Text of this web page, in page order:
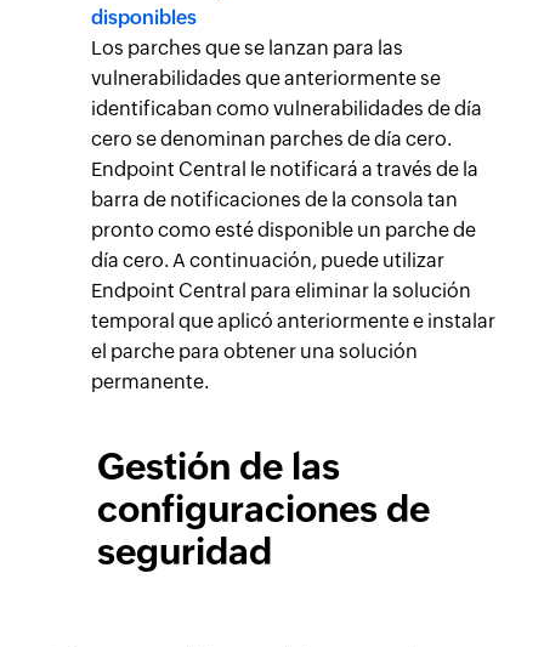
disponibles
Los parches que se lanzan para las
vulnerabilidades que anteriormente se
identificaban como vulnerabilidades de día
cero se denominan parches de día cero.
Endpoint Central le notificará a través de la
barra de notificaciones de la consola tan
pronto como esté disponible un parche de
día cero. A continuación, puede utilizar
Endpoint Central para eliminar la solución
temporal que aplicó anteriormente e instalar
el parche para obtener una solución
permanente.
Gestión de las
configuraciones de
seguridad